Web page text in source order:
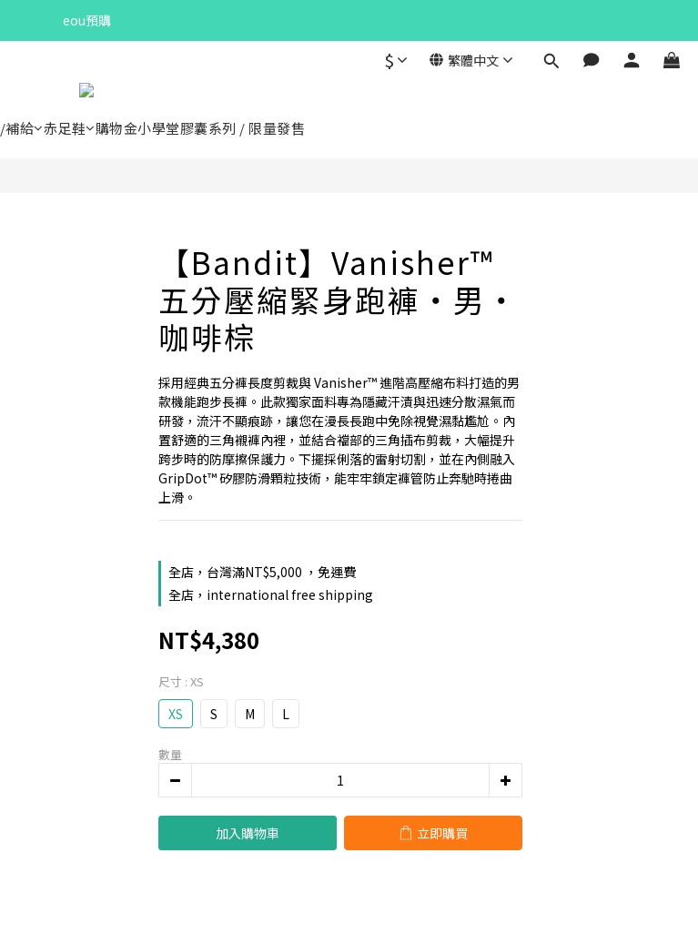
Bandit Summer
eou預購
$ 繁體中文
補給 赤足鞋 購物金小學堂膠囊系列 / 限量發售
【Bandit】Vanisher™
五分壓縮緊身跑褲・男・
咖啡棕
採用經典五分褲長度剪裁與 Vanisher™ 進階高壓縮布料打造的男
款機能跑步長褲。此款獨家面料專為隱藏汗漬與迅速分散濕氣而
研發，流汗不顯痕跡，讓您在漫長長跑中免除視覺濕黏尷尬。內
置舒適的三角襯褲內裡，並結合襠部的三角插布剪裁，大幅提升
跨步時的防摩擦保護力。下擺採俐落的雷射切割，並在內側融入
GripDot™ 矽膠防滑顆粒技術，能牢牢鎖定褲管防止奔馳時捲曲
上滑。
全店，台灣滿NT$5,000 ，免運費
全店，international free shipping
NT$4,380
尺寸 : XS
XS S M L
數量
加入購物車 立即購買
立即購買